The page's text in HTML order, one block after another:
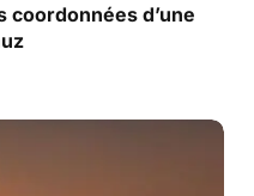
coordonnées d’une